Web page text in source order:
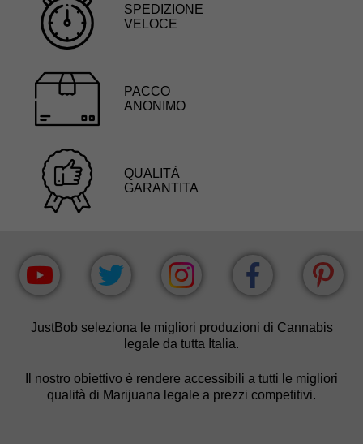
SPEDIZIONE
VELOCE
PACCO
ANONIMO
QUALITÀ
GARANTITA
JustBob seleziona le migliori produzioni di Cannabis
legale da tutta Italia.
Il nostro obiettivo è rendere accessibili a tutti le migliori
qualità di Marijuana legale a prezzi competitivi.